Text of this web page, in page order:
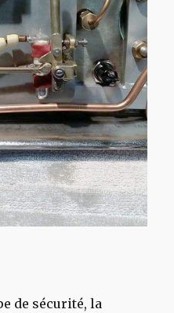
de sécurité, la